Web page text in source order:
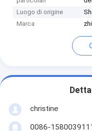
Luogo di origine
Marca
christine
0086-